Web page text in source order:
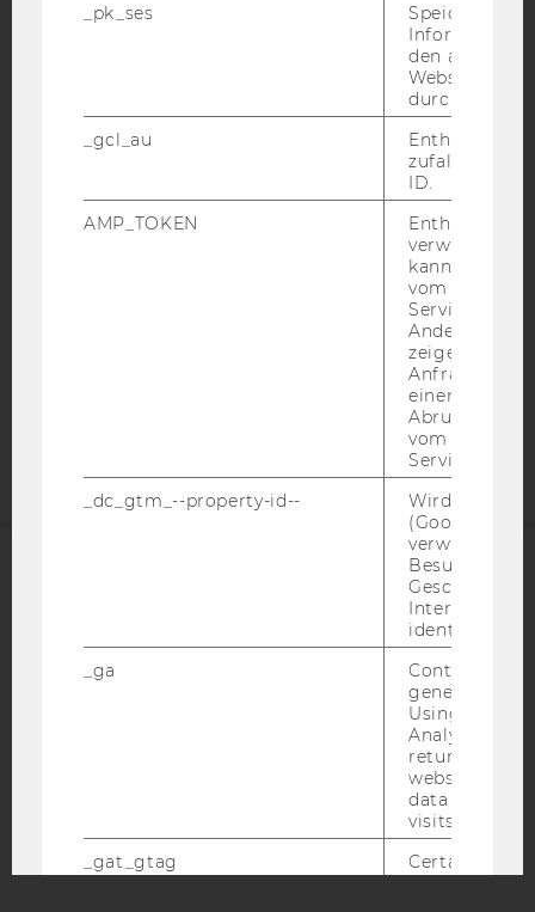
BARRIEREFREIHEITSERKLÄRUNG WEBSEITE
DATENSCHUTZERKLÄRUNG
DATENSCHUTZERKLÄRUNG SOCIAL MEDIA
STUDIENBEWERBER*INNEN UND STUDIERENDE
Barrierefreiheitserklärung
_pk_ses
Speicherung
den aktuellen
durch
_gcl_au
Enthält eine
ID.
AMP_TOKEN
Enthält ein
verwendet
kann, um
vom AMP-
Service
Andere
zeigen Opt-
Anfrage im
einen Fehler
Abrufen
vom AMP
Service an.
_dc_gtm_--property-id--
Wird von
(Google Tag
verwendet,
Besucher
Geschlecht
Interessen zu
identifizieren.
_ga
Contains a
generated
Using this
Analytics can
returning
website and
data from
visits.
_gat_gtag
Certain data